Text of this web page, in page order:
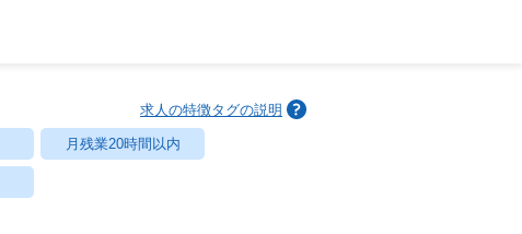
求人の特徴タグの説明
月残業20時間以内